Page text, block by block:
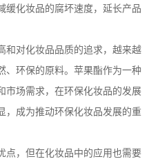
缓化妆品的腐坏速度，延长产品
和对化妆品品质的追求，越来越
、环保的原料。苹果酯作为一种
市场需求，在环保化妆品的发展
，成为推动环保化妆品发展的重
点，但在化妆品中的应用也需要